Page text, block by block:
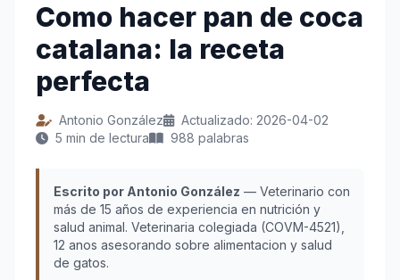
Como hacer pan de coca
catalana: la receta
perfecta
Antonio González
Actualizado: 2026-04-02
5 min de lectura
988 palabras
Escrito por Antonio González — Veterinario con
más de 15 años de experiencia en nutrición y
salud animal. Veterinaria colegiada (COVM-4521),
12 anos asesorando sobre alimentacion y salud
de gatos.